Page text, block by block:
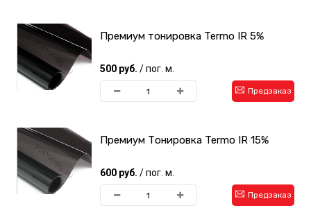
Премиум тонировка Termo IR 5%
500 руб. / пог. м.
Предзаказ
Премиум Тонировка Termo IR 15%
600 руб. / пог. м.
Предзаказ